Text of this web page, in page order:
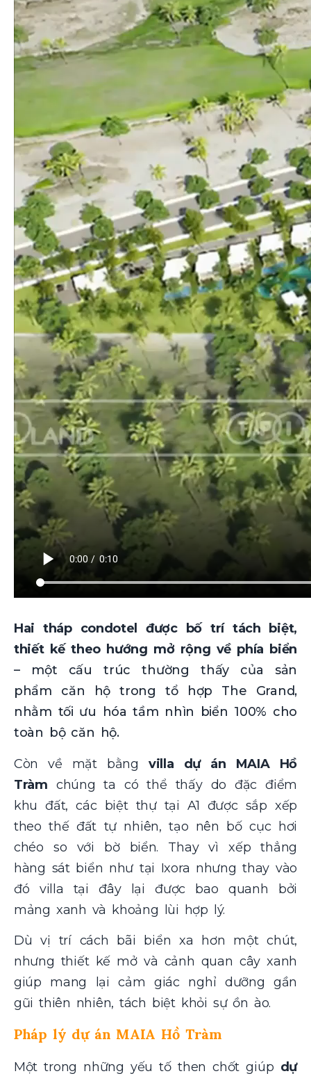
Hai tháp condotel được bố trí tách biệt,
thiết kế theo hướng mở rộng về phía biển
– một cấu trúc thường thấy của sản
phẩm căn hộ trong tổ hợp The Grand,
nhằm tối ưu hóa tầm nhìn biển 100% cho
toàn bộ căn hộ.
Còn về mặt bằng villa dự án MAIA Hồ
Tràm chúng ta có thể thấy do đặc điểm
khu đất, các biệt thự tại A1 được sắp xếp
theo thế đất tự nhiên, tạo nên bố cục hơi
chéo so với bờ biển. Thay vì xếp thẳng
hàng sát biển như tại Ixora nhưng thay vào
đó villa tại đây lại được bao quanh bởi
mảng xanh và khoảng lùi hợp lý.
Dù vị trí cách bãi biển xa hơn một chút,
nhưng thiết kế mở và cảnh quan cây xanh
giúp mang lại cảm giác nghỉ dưỡng gần
gũi thiên nhiên, tách biệt khỏi sự ồn ào.
Pháp lý dự án MAIA Hồ Tràm
Một trong những yếu tố then chốt giúp dự